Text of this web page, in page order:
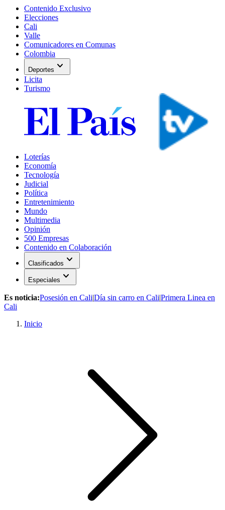
Contenido Exclusivo
Elecciones
Cali
Valle
Comunicadores en Comunas
Colombia
Deportes expand_more
Licita
Turismo
Loterías
Economía
Tecnología
Judicial
Política
Entretenimiento
Mundo
Multimedia
Opinión
500 Empresas
Contenido en Colaboración
Clasificados expand_more
Especiales expand_more
Es noticia:Posesión en Cali|Día sin carro en Cali|Primera Linea en
Cali
Inicio